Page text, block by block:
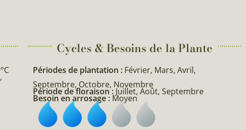
Cycles & Besoins de la Plante​
Périodes de plantation : Février, Mars, Avril,
Septembre, Octobre, Novembre
Période de floraison : Juillet, Août, Septembre
Besoin en arrosage : Moyen